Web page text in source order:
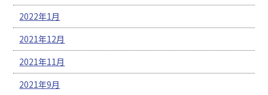
2022年1月
2021年12月
2021年11月
2021年9月